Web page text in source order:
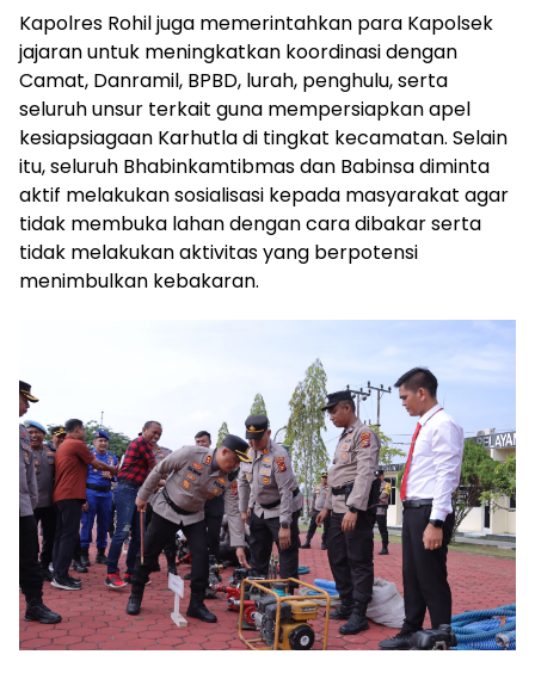
Kapolres Rohil juga memerintahkan para Kapolsek
jajaran untuk meningkatkan koordinasi dengan
Camat, Danramil, BPBD, lurah, penghulu, serta
seluruh unsur terkait guna mempersiapkan apel
kesiapsiagaan Karhutla di tingkat kecamatan. Selain
itu, seluruh Bhabinkamtibmas dan Babinsa diminta
aktif melakukan sosialisasi kepada masyarakat agar
tidak membuka lahan dengan cara dibakar serta
tidak melakukan aktivitas yang berpotensi
menimbulkan kebakaran.